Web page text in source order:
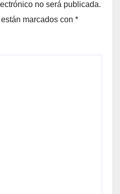
no será publicada.
marcados con *